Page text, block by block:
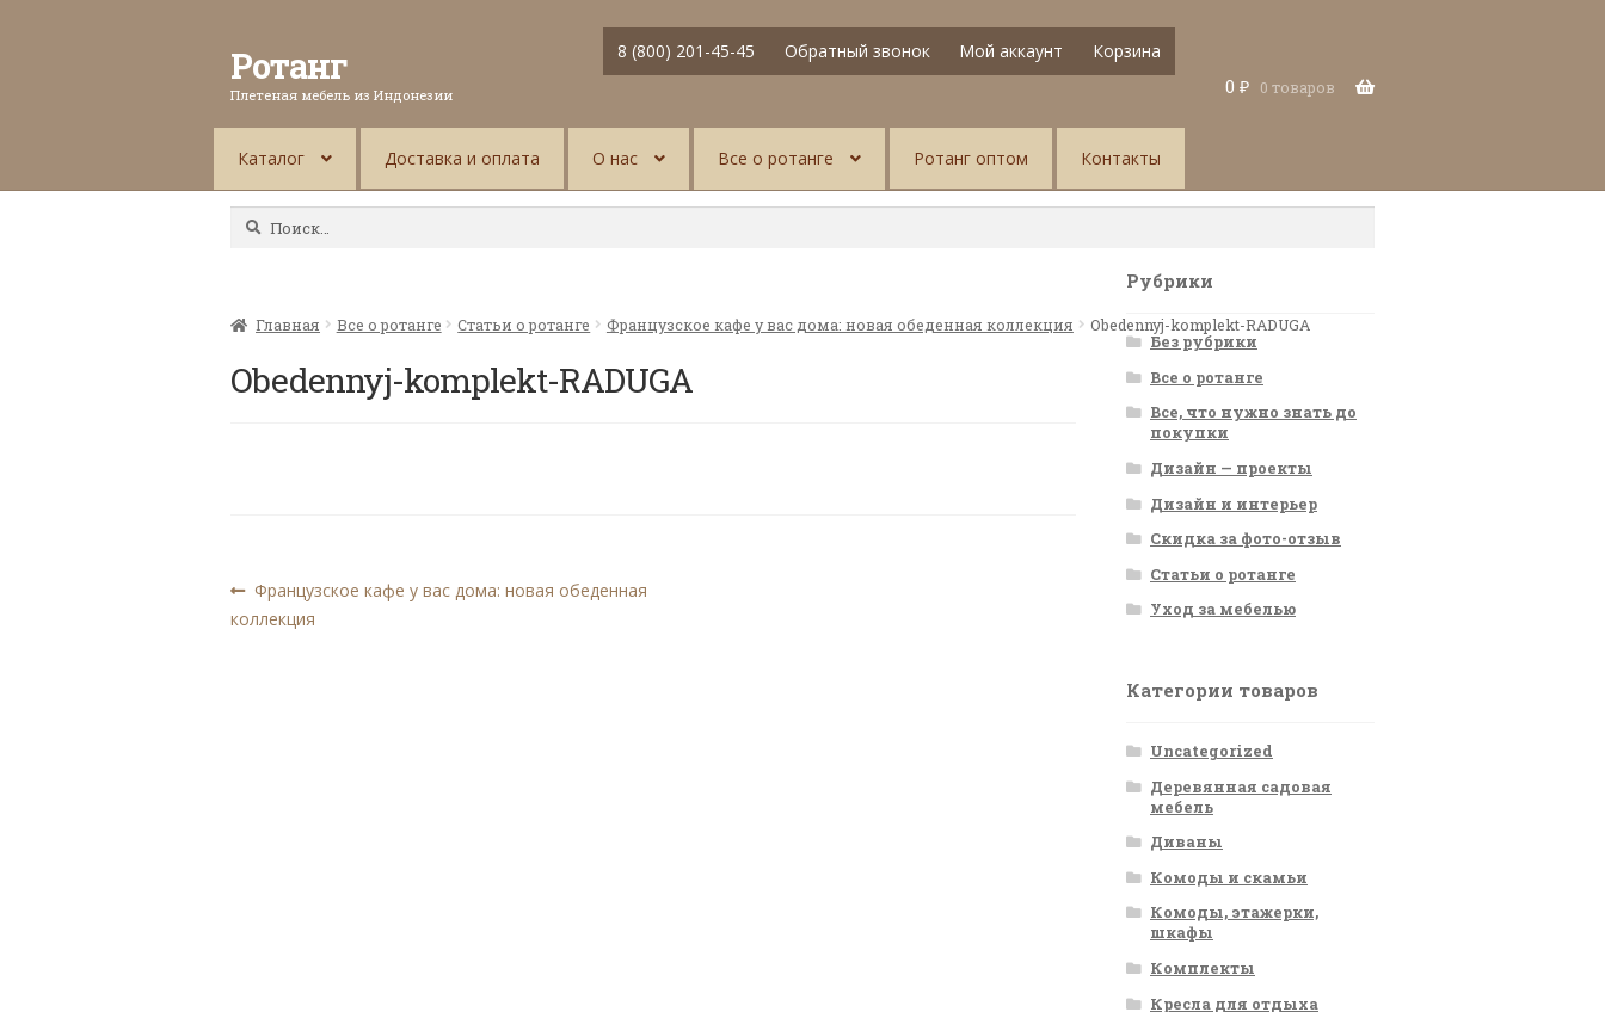
Ротанг
Плетеная мебель из Индонезии
8 (800) 201-45-45 Обратный звонок Мой аккаунт
Корзина
0 ₽ 0 товаров
Каталог Доставка и оплата О нас Все о ротанге Ротанг оптом Контакты
Найти:
Главная Все о ротанге Статьи о ротанге Французское кафе у вас дома: новая обеденная коллекция Obedennyj-komplekt-RADUGA
Obedennyj-komplekt-RADUGA
Навигация
по
Предыдущая
запись:
Французское кафе у вас дома: новая обеденная
коллекция
Рубрики
Без рубрики
Все о ротанге
Все, что нужно знать до
покупки
Дизайн — проекты
Дизайн и интерьер
Скидка за фото-отзыв
Статьи о ротанге
Уход за мебелью
Категории товаров
Uncategorized
Деревянная садовая
мебель
Диваны
Комоды и скамьи
Комоды, этажерки,
шкафы
Комплекты
Кресла для отдыха